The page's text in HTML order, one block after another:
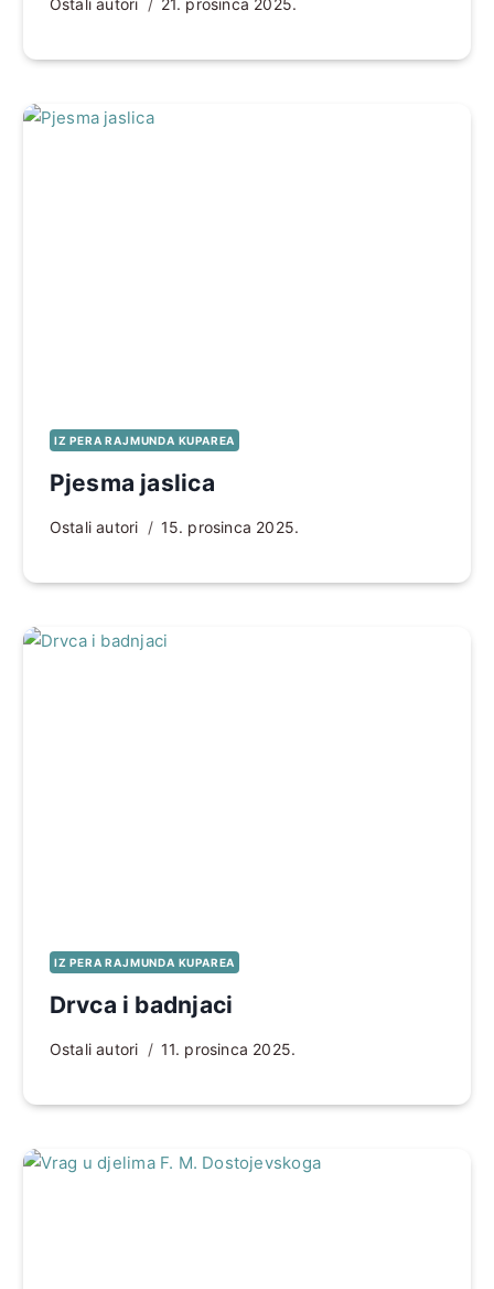
IZ PERA RAJMUNDA KUPAREA
Pjesma jaslica
Ostali autori 15. prosinca 2025.
IZ PERA RAJMUNDA KUPAREA
Drvca i badnjaci
Ostali autori 11. prosinca 2025.